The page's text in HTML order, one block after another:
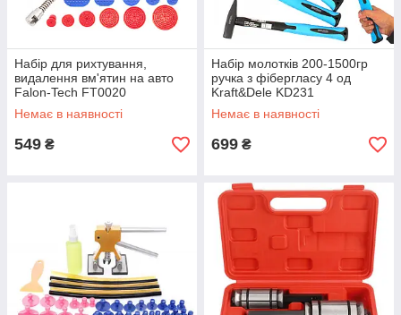
Набір для рихтування,
видалення вм'ятин на авто
Falon-Tech FT0020
Немає в наявності
549 ₴
Набір молотків 200-1500гр
ручка з фібергласу 4 од
Kraft&Dele KD231
Немає в наявності
699 ₴